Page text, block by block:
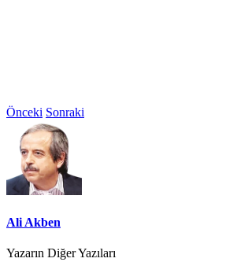
Önceki Sonraki
Ali Akben
Yazarın Diğer Yazıları